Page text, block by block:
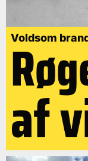
Voldsom
af